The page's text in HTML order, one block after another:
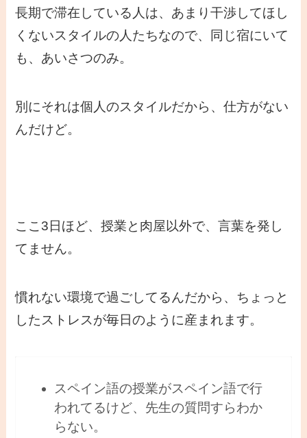
長期で滞在している人は、あまり干渉してほし
くないスタイルの人たちなので、同じ宿にいて
も、あいさつのみ。
別にそれは個人のスタイルだから、仕方がない
んだけど。
ここ3日ほど、授業と肉屋以外で、言葉を発し
てません。
慣れない環境で過ごしてるんだから、ちょっと
したストレスが毎日のように産まれます。
スペイン語の授業がスペイン語で行
われてるけど、先生の質問すらわか
らない。